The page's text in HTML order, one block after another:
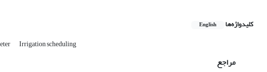
کلیدواژه‌ها English
Irrigation scheduling
مراجع